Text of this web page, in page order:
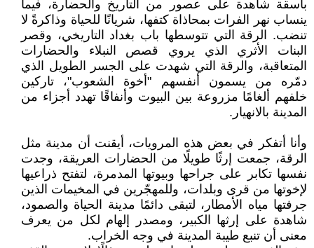
باسقة شاهدة على عصور من التاريخ والحضارة، فيما
ينساب نهر الفرات بمحاذاة كتفها، شريانًا للحياة وذاكرةً لا
تنضب. الرقة التي تتوسطها باب بغداد التاريخي، وقصر
البنات الأثري الذي يروي قصص النبلاء والحضارات
المتعاقبة، والرقة التي شهدت على الجسر الطويل الذي
دمّره من يسمون أنفسهم "أخوة الشعوب"، تاركين
خلفهم ألغامًا مزروعة بين البيوت وأنفاقًا تهدد أجزاء من
المدينة بالانهيار.
وأنا أتفكر في بعض هذه المرويات، أيقنت أن مدينة مثل
الرقة، جمعت إرثًا طويلًا من الحضارات العريقة، وجدت
نفسها تكابر على جراحها وبيوتها المدمرة، لتفتح ذراعيها
لإخوتها من قرى وبلدات، وللمهجّرين في المخيمات الذين
جرفتها مياه الأمطار، لتبقى دائمًا مدينة الحياة والصمود،
شاهدة على إرثها الكبير، ومصدر إلهام لكل من يعرف
معنى أن تنبع طيبة المدينة في وجه الخراب.